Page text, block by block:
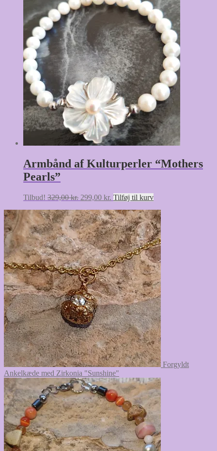
Armbånd af Kulturperler “Mothers
Pearls”
Tilbud! 329,00kr. Den
pris
var:
329,00 kr..
299,00 kr. Den
pris
er:
299,00 kr..
Tilføj til kurv
Forgyldt
Ankelkæde med Zirkonia "Sunshine"